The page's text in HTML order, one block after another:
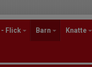
Flick Barn Knatte